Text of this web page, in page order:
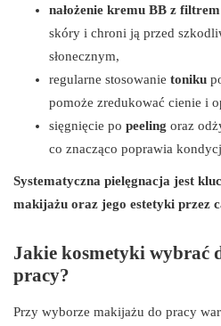
nałożenie kremu BB z
skóry i chroni ją przed
słonecznym,
regularne stosowanie toniku
pomoże zredukować cienie i
sięgnięcie po peeling oraz
co znacząco poprawia
Systematyczna pielęgnacja jest
makijażu oraz jego estetyki przez
Jakie kosmetyki wybrać
pracy?
Przy wyborze makijażu do pracy